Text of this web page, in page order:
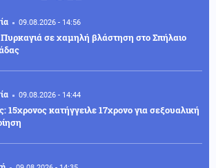
09.08.2026 - 14:56
σε χαμηλή βλάστηση στο Σπήλαιο
09.08.2026 - 14:44
15χρονος κατήγγειλε 17χρονο για σεξουαλική